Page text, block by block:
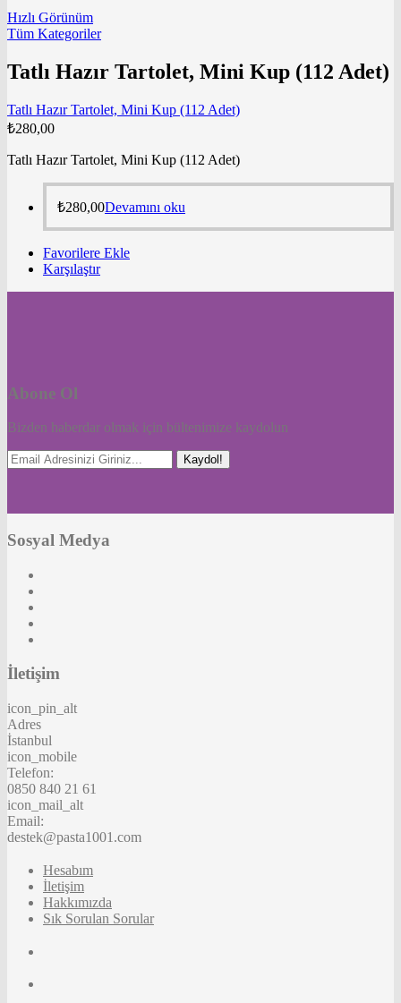
Hızlı Görünüm
Tüm Kategoriler
Tatlı Hazır Tartolet, Mini Kup (112 Adet)
Tatlı Hazır Tartolet, Mini Kup (112 Adet)
₺280,00
Tatlı Hazır Tartolet, Mini Kup (112 Adet)
₺280,00Devamını oku
Favorilere Ekle
Karşılaştır
Abone Ol
Bizden haberdar olmak için bültenimize kaydolun
Kaydol!
Sosyal Medya
İletişim
icon_pin_alt
Adres
İstanbul
icon_mobile
Telefon:
0850 840 21 61
icon_mail_alt
Email:
destek@pasta1001.com
Hesabım
İletişim
Hakkımızda
Sık Sorulan Sorular